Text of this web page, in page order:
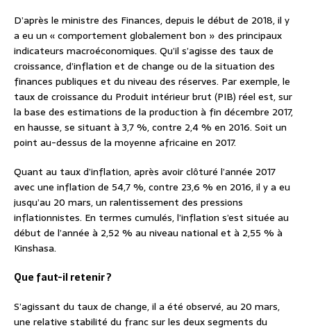
D’après le ministre des Finances, depuis le début de 2018, il y
a eu un « comportement globalement bon » des principaux
indicateurs macroéconomiques. Qu’il s’agisse des taux de
croissance, d’inflation et de change ou de la situation des
finances publiques et du niveau des réserves. Par exemple, le
taux de croissance du Produit intérieur brut (PIB) réel est, sur
la base des estimations de la production à fin décembre 2017,
en hausse, se situant à 3,7 %, contre 2,4 % en 2016. Soit un
point au-dessus de la moyenne africaine en 2017.
Quant au taux d’inflation, après avoir clôturé l’année 2017
avec une inflation de 54,7 %, contre 23,6 % en 2016, il y a eu
jusqu’au 20 mars, un ralentissement des pressions
inflationnistes. En termes cumulés, l’inflation s’est située au
début de l’année à 2,52 % au niveau national et à 2,55 % à
Kinshasa.
Que faut-il retenir ?
S’agissant du taux de change, il a été observé, au 20 mars,
une relative stabilité du franc sur les deux segments du